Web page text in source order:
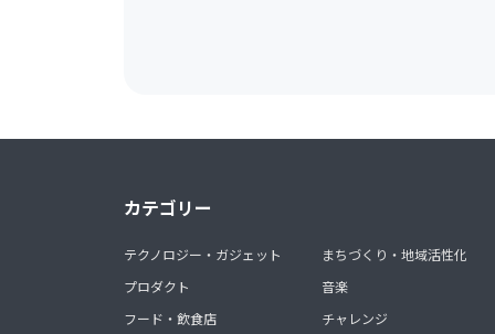
カテゴリー
テクノロジー・ガジェット
プロダクト
フード・飲食店
まちづくり・地域活性化
音楽
チャレンジ